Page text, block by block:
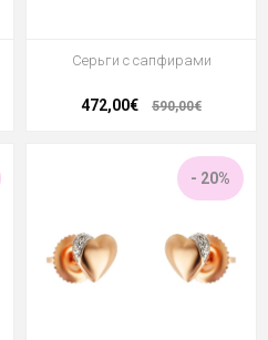
Серьги с сапфирами
472,00€ 590,00€
- 20%